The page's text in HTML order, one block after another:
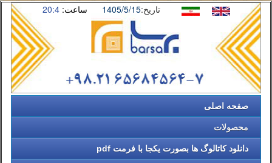
ساعت: 20:4 تاریخ:1405/5/15
صفحه اصلی
محصولات
دانلود کاتالوگ ها بصورت یکجا با فرمت pdf